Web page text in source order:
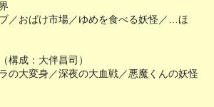
／おばけ市場／ゆめを食べる妖怪／…ほ
構成：大伴昌司）
の大変身／深夜の大血戦／悪魔くんの妖怪